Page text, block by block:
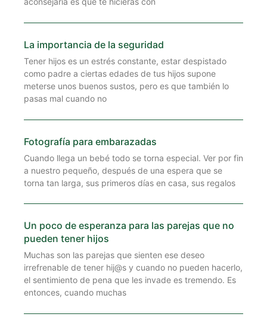
La importancia de la seguridad
Tener hijos es un estrés constante, estar despistado
como padre a ciertas edades de tus hijos supone
meterse unos buenos sustos, pero es que también lo
pasas mal cuando no
Fotografía para embarazadas
Cuando llega un bebé todo se torna especial. Ver por fin
a nuestro pequeño, después de una espera que se
torna tan larga, sus primeros días en casa, sus regalos
Un poco de esperanza para las parejas que no
pueden tener hijos
Muchas son las parejas que sienten ese deseo
irrefrenable de tener hij@s y cuando no pueden hacerlo,
el sentimiento de pena que les invade es tremendo. Es
entonces, cuando muchas